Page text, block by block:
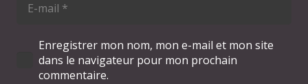
Enregistrer mon nom, mon e-mail et mon site
dans le navigateur pour mon prochain
commentaire.